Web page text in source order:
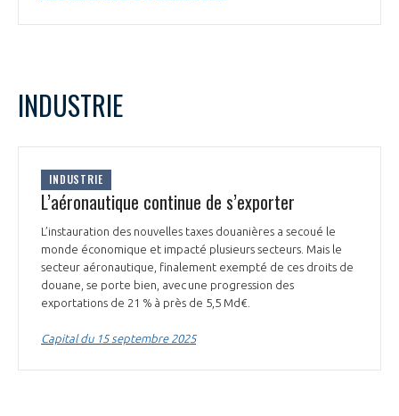
INDUSTRIE
INDUSTRIE
L’aéronautique continue de s’exporter
L’instauration des nouvelles taxes douanières a secoué le
monde économique et impacté plusieurs secteurs. Mais le
secteur aéronautique, finalement exempté de ces droits de
douane, se porte bien, avec une progression des
exportations de 21 % à près de 5,5 Md€.
Capital du 15 septembre 2025